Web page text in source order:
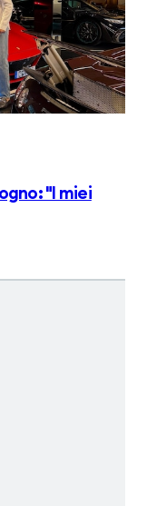
"I miei